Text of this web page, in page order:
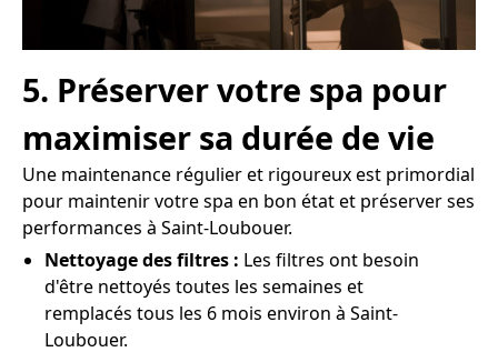
5. Préserver votre spa pour
maximiser sa durée de vie
Une maintenance régulier et rigoureux est primordial
pour maintenir votre spa en bon état et préserver ses
performances à Saint-Loubouer.
Nettoyage des filtres : Les filtres ont besoin
d'être nettoyés toutes les semaines et
remplacés tous les 6 mois environ à Saint-
Loubouer.